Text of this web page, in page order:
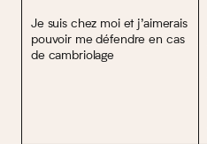
Je suis chez moi et j’aimerais
pouvoir me défendre en cas
de cambriolage